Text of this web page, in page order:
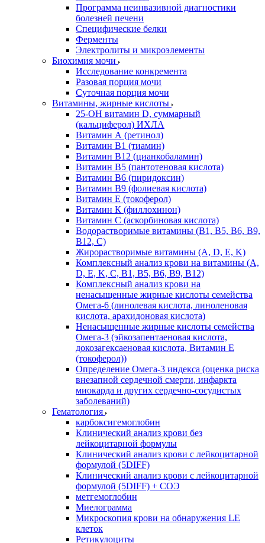
Программа неинвазивной диагностики
болезней печени
Специфические белки
Ферменты
Электролиты и микроэлементы
Биохимия мочи
Исследование конкремента
Разовая порция мочи
Суточная порция мочи
Витамины, жирные кислоты
25-OH витамин D, суммарный
(кальциферол) ИХЛА
Витамин А (ретинол)
Витамин В1 (тиамин)
Витамин В12 (цианкобаламин)
Витамин В5 (пантотеновая кислота)
Витамин В6 (пиридоксин)
Витамин В9 (фолиевая кислота)
Витамин Е (токоферол)
Витамин К (филлохинон)
Витамин С (аскорбиновая кислота)
Водорастворимые витамины (B1, B5, B6, В9,
В12, С)
Жирорастворимые витамины (A, D, E, K)
Комплексный анализ крови на витамины (A,
D, E, K, C, B1, B5, B6, В9, B12)
Комплексный анализ крови на
ненасыщенные жирные кислоты семейства
Омега-6 (линолевая кислота, линоленовая
кислота, арахидоновая кислота)
Ненасыщенные жирные кислоты семейства
Омега-3 (эйкозапентаеновая кислота,
докозагексаеновая кислота, Витамин E
(токоферол))
Определение Омега-3 индекса (оценка риска
внезапной сердечной смерти, инфаркта
миокарда и других сердечно-сосудистых
заболеваний)
Гематология
карбоксигемоглобин
Клинический анализ крови без
лейкоцитарной формулы
Клинический анализ крови с лейкоцитарной
формулой (5DIFF)
Клинический анализ крови с лейкоцитарной
формулой (5DIFF) + СОЭ
метгемоглобин
Миелограмма
Микроскопия крови на обнаружения LE
клеток
Ретикулоциты